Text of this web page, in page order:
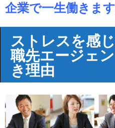
企業で一生働きま
ストレスを感
職先エージェ
き理由